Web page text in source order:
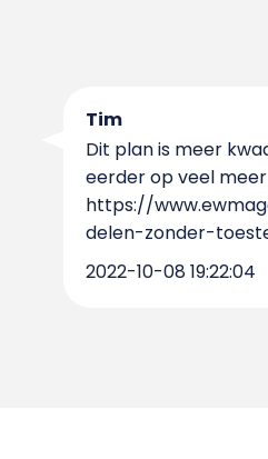
Tim
Dit plan is meer
eerder op veel
https://
delen-zonder-
2022-10-08 19:22:04